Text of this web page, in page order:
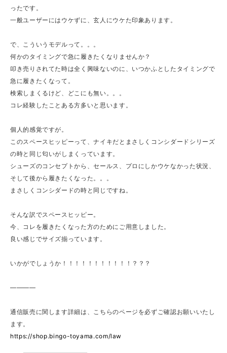
ったです。
一般ユーザーにはウケずに、玄人にウケた印象あります。
で、こういうモデルって。。。
何かのタイミングで急に履きたくなりませんか？
叩き売りされてた時は全く興味ないのに、いつかふとしたタイミングで
急に履きたくなって。
検索しまくるけど、どこにも無い。。。
コレ経験したことある方多いと思います。
個人的感覚ですが。
このスペースヒッピーって、ナイキだとまさしくコンシダードシリーズ
の時と同じ匂いがしまくっています。
シューズのコンセプトから、セールス、プロにしかウケなかった状況、
そして後から履きたくなった。。。
まさしくコンシダードの時と同じですね。
そんな訳でスペースヒッピー。
今、コレを履きたくなった方のためにご用意しました。
良い感じでサイズ揃っています。
いかがでしょうか！！！！！！！！！！！？？？
————
通信販売に関します詳細は、こちらのページを必ずご確認お願いいたし
ます。
https://shop.bingo-toyama.com/law